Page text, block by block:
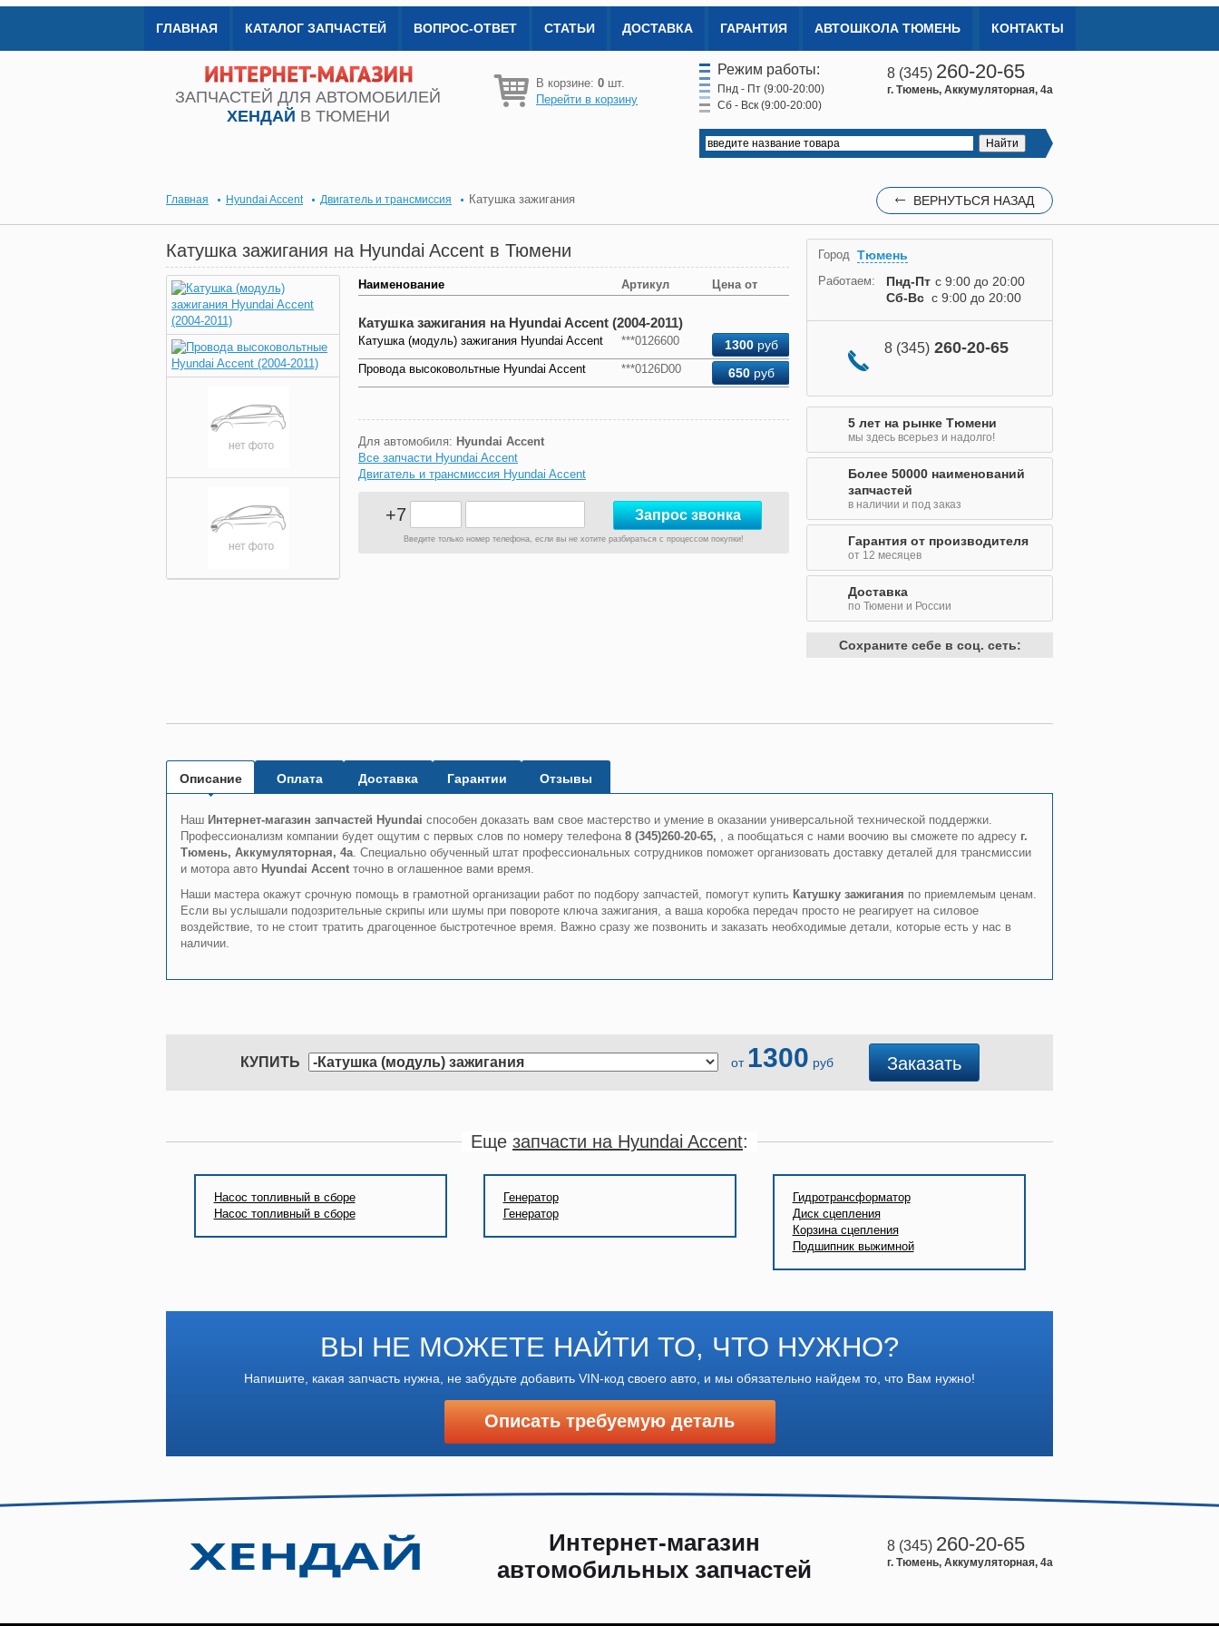
ГЛАВНАЯ КАТАЛОГ ЗАПЧАСТЕЙ ВОПРОС-ОТВЕТ СТАТЬИ ДОСТАВКА ГАРАНТИЯ АВТОШКОЛА ТЮМЕНЬ КОНТАКТЫ
ЗАПЧАСТЕЙ ДЛЯ АВТОМОБИЛЕЙ
ХЕНДАЙ В ТЮМЕНИ
В корзине: 0 шт.
Перейти в корзину
Режим работы:
Пнд - Пт (9:00-20:00)
Сб - Вск (9:00-20:00)
8 (345) 260-20-65
г. Тюмень, Аккумуляторная, 4а
Главная Hyundai Accent Двигатель и трансмиссия Катушка зажигания ВЕРНУТЬСЯ НАЗАД
Катушка зажигания на Hyundai Accent в Тюмени
Наименование Артикул Цена от
Катушка зажигания на Hyundai Accent (2004-2011)
Катушка (модуль) зажигания Hyundai Accent ***0126600 1300руб
Провода высоковольтные Hyundai Accent ***0126D00 650руб
Для автомобиля: Hyundai Accent
Все запчасти Hyundai Accent
Двигатель и трансмиссия Hyundai Accent
+7
Введите только номер телефона, если вы не хотите разбираться с процессом покупки!
Город Тюмень
Работаем: Пнд-Пт с 9:00 до 20:00
Сб-Вс с 9:00 до 20:00
8 (345) 260-20-65
5 лет на рынке Тюмени
мы здесь всерьез и надолго!
Более 50000 наименований
запчастей
в наличии и под заказ
Гарантия от производителя
от 12 месяцев
Доставка
по Тюмени и России
Сохраните себе в соц. сеть:
Описание Оплата Доставка Гарантии Отзывы
Наш Интернет-магазин запчастей Hyundai способен доказать вам свое мастерство и умение в оказании универсальной технической поддержки.
Профессионализм компании будет ощутим с первых слов по номеру телефона 8 (345)260-20-65, , а пообщаться с нами воочию вы сможете по адресу г.
Тюмень, Аккумуляторная, 4а. Специально обученный штат профессиональных сотрудников поможет организовать доставку деталей для трансмиссии
и мотора авто Hyundai Accent точно в оглашенное вами время.
Наши мастера окажут срочную помощь в грамотной организации работ по подбору запчастей, помогут купить Катушку зажигания по приемлемым ценам.
Если вы услышали подозрительные скрипы или шумы при повороте ключа зажигания, а ваша коробка передач просто не реагирует на силовое
воздействие, то не стоит тратить драгоценное быстротечное время. Важно сразу же позвонить и заказать необходимые детали, которые есть у нас в
наличии.
КУПИТЬ от 1300 руб Заказать
Еще запчасти на Hyundai Accent:
Насос топливный в сборе
Насос топливный в сборе
Генератор
Генератор
Гидротрансформатор
Диск сцепления
Корзина сцепления
Подшипник выжимной
ВЫ НЕ МОЖЕТЕ НАЙТИ ТО, ЧТО НУЖНО?
Напишите, какая запчасть нужна, не забудьте добавить VIN-код своего авто, и мы обязательно найдем то, что Вам нужно!
Описать требуемую деталь
Интернет-магазин
автомобильных запчастей
8 (345) 260-20-65
г. Тюмень, Аккумуляторная, 4а